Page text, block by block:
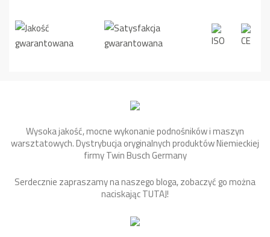
Wysoka jakość, mocne wykonanie podnośników i maszyn
warsztatowych. Dystrybucja oryginalnych produktów Niemieckiej
firmy Twin Busch Germany
Serdecznie zapraszamy na naszego bloga, zobaczyć go można
naciskającTUTAJ!